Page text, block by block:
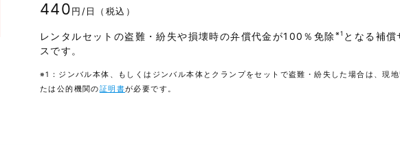
となります。
トカード、運転免許証その他これらに
る物。ただし、自動車または原動機付
償対象となります。
本（本などの原稿）、設計書、図
場合は、盗難および航空会社等寄託
※損害の額は、修理費用または保険
440円/日（税込）
レンタルセットの盗難・紛失や損壊時の弁償代金が100％免除 ※1 となる補償
スです。
※1：ジンバル本体、もしくはジンバル本体とクランプをセットで盗難・紛失した場合は、現地
たは公的機関の証明書が必要です。